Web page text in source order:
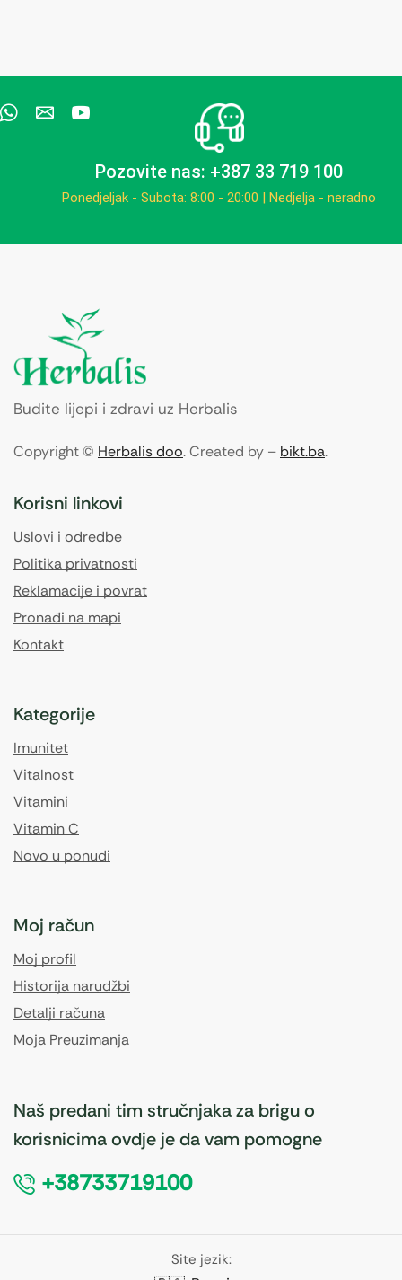
Pozovite nas: +387 33 719 100
Ponedjeljak - Subota: 8:00 - 20:00 | Nedjelja - neradno
Budite lijepi i zdravi uz Herbalis
Copyright © Herbalis doo. Created by – bikt.ba.
Korisni linkovi
Uslovi i odredbe
Politika privatnosti
Reklamacije i povrat
Pronađi na mapi
Kontakt
Kategorije
Imunitet
Vitalnost
Vitamini
Vitamin C
Novo u ponudi
Moj račun
Moj profil
Historija narudžbi
Detalji računa
Moja Preuzimanja
Naš predani tim stručnjaka za brigu o
korisnicima ovdje je da vam pomogne
+38733719100
Site jezik: